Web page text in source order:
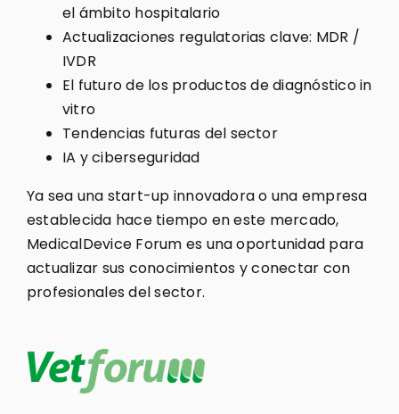
el ámbito hospitalario
Actualizaciones regulatorias clave: MDR /
IVDR
El futuro de los productos de diagnóstico in
vitro
Tendencias futuras del sector
IA y ciberseguridad
Ya sea una start-up innovadora o una empresa
establecida hace tiempo en este mercado,
MedicalDevice Forum es una oportunidad para
actualizar sus conocimientos y conectar con
profesionales del sector.